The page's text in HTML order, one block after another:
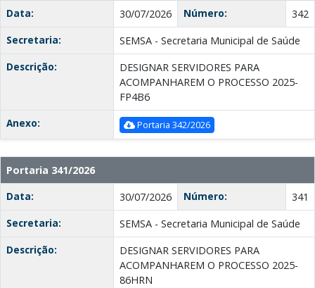
Data:
30/07/2026 Número:
342
Secretaria:
SEMSA - Secretaria Municipal de Saúde
Descrição:
DESIGNAR SERVIDORES PARA
ACOMPANHAREM O PROCESSO 2025-
FP4B6
Anexo:
Portaria 342/2026
Portaria 341/2026
Data:
30/07/2026 Número:
341
Secretaria:
SEMSA - Secretaria Municipal de Saúde
Descrição:
DESIGNAR SERVIDORES PARA
ACOMPANHAREM O PROCESSO 2025-
86HRN